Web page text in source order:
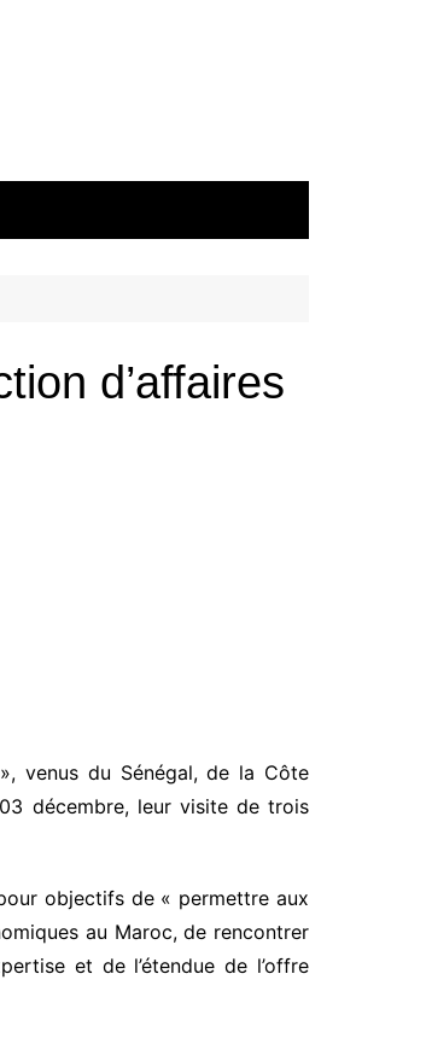
d’affaires
venus du Sénégal, de la Côte
décembre, leur visite de trois
objectifs de « permettre aux
au Maroc, de rencontrer
et de l’étendue de l’offre